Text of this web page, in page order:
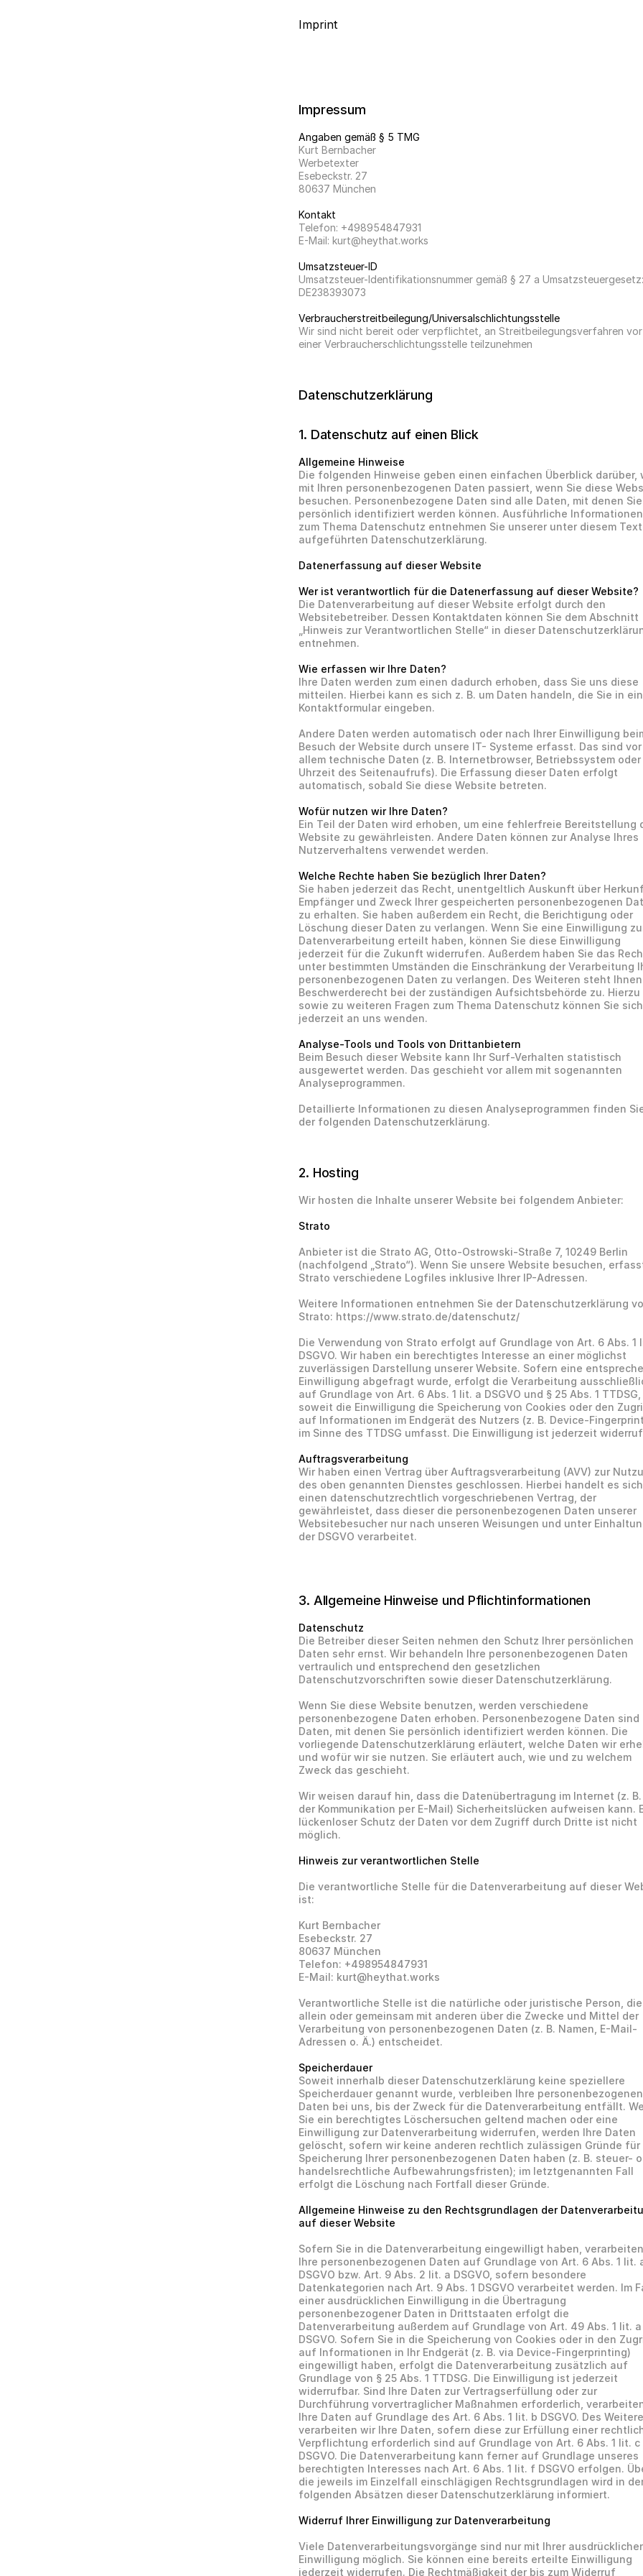
Imprint
Impressum
Angaben gemäß § 5 TMG
Kurt Bernbacher
Werbetexter
Esebeckstr. 27
80637 München
Kontakt
Telefon: +498954847931
E-Mail: kurt@heythat.works
Umsatzsteuer-ID
Umsatzsteuer-Identifikationsnummer gemäß § 27 a Umsatzsteuergesetz:
DE238393073
Verbraucherstreitbeilegung/Universalschlichtungsstelle
Wir sind nicht bereit oder verpflichtet, an Streitbeilegungsverfahren vor
einer Verbraucherschlichtungsstelle teilzunehmen
Datenschutzerklärung
1. Datenschutz auf einen Blick
Allgemeine Hinweise
Die folgenden Hinweise geben einen einfachen Überblick darüber,
mit Ihren personenbezogenen Daten passiert, wenn Sie diese
besuchen. Personenbezogene Daten sind alle Daten, mit denen Sie
persönlich identifiziert werden können. Ausführliche Informationen
zum Thema Datenschutz entnehmen Sie unserer unter diesem Text
aufgeführten Datenschutzerklärung.
Datenerfassung auf dieser Website
Wer ist verantwortlich für die Datenerfassung auf dieser Website?
Die Datenverarbeitung auf dieser Website erfolgt durch den
Websitebetreiber. Dessen Kontaktdaten können Sie dem Abschnitt
„Hinweis zur Verantwortlichen Stelle“ in dieser
entnehmen.
Wie erfassen wir Ihre Daten?
Ihre Daten werden zum einen dadurch erhoben, dass Sie uns diese
mitteilen. Hierbei kann es sich z. B. um Daten handeln, die Sie in ein
Kontaktformular eingeben.
Andere Daten werden automatisch oder nach Ihrer Einwilligung
Besuch der Website durch unsere IT- Systeme erfasst. Das sind vor
allem technische Daten (z. B. Internetbrowser, Betriebssystem oder
Uhrzeit des Seitenaufrufs). Die Erfassung dieser Daten erfolgt
automatisch, sobald Sie diese Website betreten.
Wofür nutzen wir Ihre Daten?
Ein Teil der Daten wird erhoben, um eine fehlerfreie Bereitstellung
Website zu gewährleisten. Andere Daten können zur Analyse Ihres
Nutzerverhaltens verwendet werden.
Welche Rechte haben Sie bezüglich Ihrer Daten?
Sie haben jederzeit das Recht, unentgeltlich Auskunft über
Empfänger und Zweck Ihrer gespeicherten personenbezogenen
zu erhalten. Sie haben außerdem ein Recht, die Berichtigung oder
Löschung dieser Daten zu verlangen. Wenn Sie eine Einwilligung
Datenverarbeitung erteilt haben, können Sie diese Einwilligung
jederzeit für die Zukunft widerrufen. Außerdem haben Sie das
unter bestimmten Umständen die Einschränkung der Verarbeitung
personenbezogenen Daten zu verlangen. Des Weiteren steht
Beschwerderecht bei der zuständigen Aufsichtsbehörde zu. Hierzu
sowie zu weiteren Fragen zum Thema Datenschutz können Sie sich
jederzeit an uns wenden.
Analyse-Tools und Tools von Drittanbietern
Beim Besuch dieser Website kann Ihr Surf-Verhalten statistisch
ausgewertet werden. Das geschieht vor allem mit sogenannten
Analyseprogrammen.
Detaillierte Informationen zu diesen Analyseprogrammen finden
der folgenden Datenschutzerklärung.
2. Hosting
Wir hosten die Inhalte unserer Website bei folgendem Anbieter:
Strato
Anbieter ist die Strato AG, Otto-Ostrowski-Straße 7, 10249 Berlin
(nachfolgend „Strato“). Wenn Sie unsere Website besuchen,
Strato verschiedene Logfiles inklusive Ihrer IP-Adressen.
Weitere Informationen entnehmen Sie der Datenschutzerklärung
Strato: https://www.strato.de/datenschutz/
Die Verwendung von Strato erfolgt auf Grundlage von Art. 6 Abs. 1
DSGVO. Wir haben ein berechtigtes Interesse an einer möglichst
zuverlässigen Darstellung unserer Website. Sofern eine
Einwilligung abgefragt wurde, erfolgt die Verarbeitung
auf Grundlage von Art. 6 Abs. 1 lit. a DSGVO und § 25 Abs. 1 TTDSG,
soweit die Einwilligung die Speicherung von Cookies oder den
auf Informationen im Endgerät des Nutzers (z. B. Device-
im Sinne des TTDSG umfasst. Die Einwilligung ist jederzeit
Auftragsverarbeitung
Wir haben einen Vertrag über Auftragsverarbeitung (AVV) zur
des oben genannten Dienstes geschlossen. Hierbei handelt es
einen datenschutzrechtlich vorgeschriebenen Vertrag, der
gewährleistet, dass dieser die personenbezogenen Daten unserer
Websitebesucher nur nach unseren Weisungen und unter
der DSGVO verarbeitet.
3. Allgemeine Hinweise und Pflichtinformationen
Datenschutz
Die Betreiber dieser Seiten nehmen den Schutz Ihrer persönlichen
Daten sehr ernst. Wir behandeln Ihre personenbezogenen Daten
vertraulich und entsprechend den gesetzlichen
Datenschutzvorschriften sowie dieser Datenschutzerklärung.
Wenn Sie diese Website benutzen, werden verschiedene
personenbezogene Daten erhoben. Personenbezogene Daten sind
Daten, mit denen Sie persönlich identifiziert werden können. Die
vorliegende Datenschutzerklärung erläutert, welche Daten wir
und wofür wir sie nutzen. Sie erläutert auch, wie und zu welchem
Zweck das geschieht.
Wir weisen darauf hin, dass die Datenübertragung im Internet (z.
der Kommunikation per E-Mail) Sicherheitslücken aufweisen kann.
lückenloser Schutz der Daten vor dem Zugriff durch Dritte ist nicht
möglich.
Hinweis zur verantwortlichen Stelle
Die verantwortliche Stelle für die Datenverarbeitung auf dieser
ist:
Kurt Bernbacher
Esebeckstr. 27
80637 München
Telefon: +498954847931
E-Mail: kurt@heythat.works
Verantwortliche Stelle ist die natürliche oder juristische Person, die
allein oder gemeinsam mit anderen über die Zwecke und Mittel der
Verarbeitung von personenbezogenen Daten (z. B. Namen, E-Mail-
Adressen o. Ä.) entscheidet.
Speicherdauer
Soweit innerhalb dieser Datenschutzerklärung keine speziellere
Speicherdauer genannt wurde, verbleiben Ihre personenbezogenen
Daten bei uns, bis der Zweck für die Datenverarbeitung entfällt.
Sie ein berechtigtes Löschersuchen geltend machen oder eine
Einwilligung zur Datenverarbeitung widerrufen, werden Ihre Daten
gelöscht, sofern wir keine anderen rechtlich zulässigen Gründe für
Speicherung Ihrer personenbezogenen Daten haben (z. B. steuer-
handelsrechtliche Aufbewahrungsfristen); im letztgenannten Fall
erfolgt die Löschung nach Fortfall dieser Gründe.
Allgemeine Hinweise zu den Rechtsgrundlagen der
auf dieser Website
Sofern Sie in die Datenverarbeitung eingewilligt haben,
Ihre personenbezogenen Daten auf Grundlage von Art. 6 Abs. 1 lit.
DSGVO bzw. Art. 9 Abs. 2 lit. a DSGVO, sofern besondere
Datenkategorien nach Art. 9 Abs. 1 DSGVO verarbeitet werden. Im
einer ausdrücklichen Einwilligung in die Übertragung
personenbezogener Daten in Drittstaaten erfolgt die
Datenverarbeitung außerdem auf Grundlage von Art. 49 Abs. 1 lit. a
DSGVO. Sofern Sie in die Speicherung von Cookies oder in den
auf Informationen in Ihr Endgerät (z. B. via Device-Fingerprinting)
eingewilligt haben, erfolgt die Datenverarbeitung zusätzlich auf
Grundlage von § 25 Abs. 1 TTDSG. Die Einwilligung ist jederzeit
widerrufbar. Sind Ihre Daten zur Vertragserfüllung oder zur
Durchführung vorvertraglicher Maßnahmen erforderlich,
Ihre Daten auf Grundlage des Art. 6 Abs. 1 lit. b DSGVO. Des
verarbeiten wir Ihre Daten, sofern diese zur Erfüllung einer
Verpflichtung erforderlich sind auf Grundlage von Art. 6 Abs. 1 lit. c
DSGVO. Die Datenverarbeitung kann ferner auf Grundlage unseres
berechtigten Interesses nach Art. 6 Abs. 1 lit. f DSGVO erfolgen.
die jeweils im Einzelfall einschlägigen Rechtsgrundlagen wird in
folgenden Absätzen dieser Datenschutzerklärung informiert.
Widerruf Ihrer Einwilligung zur Datenverarbeitung
Viele Datenverarbeitungsvorgänge sind nur mit Ihrer
Einwilligung möglich. Sie können eine bereits erteilte Einwilligung
jederzeit widerrufen. Die Rechtmäßigkeit der bis zum Widerruf